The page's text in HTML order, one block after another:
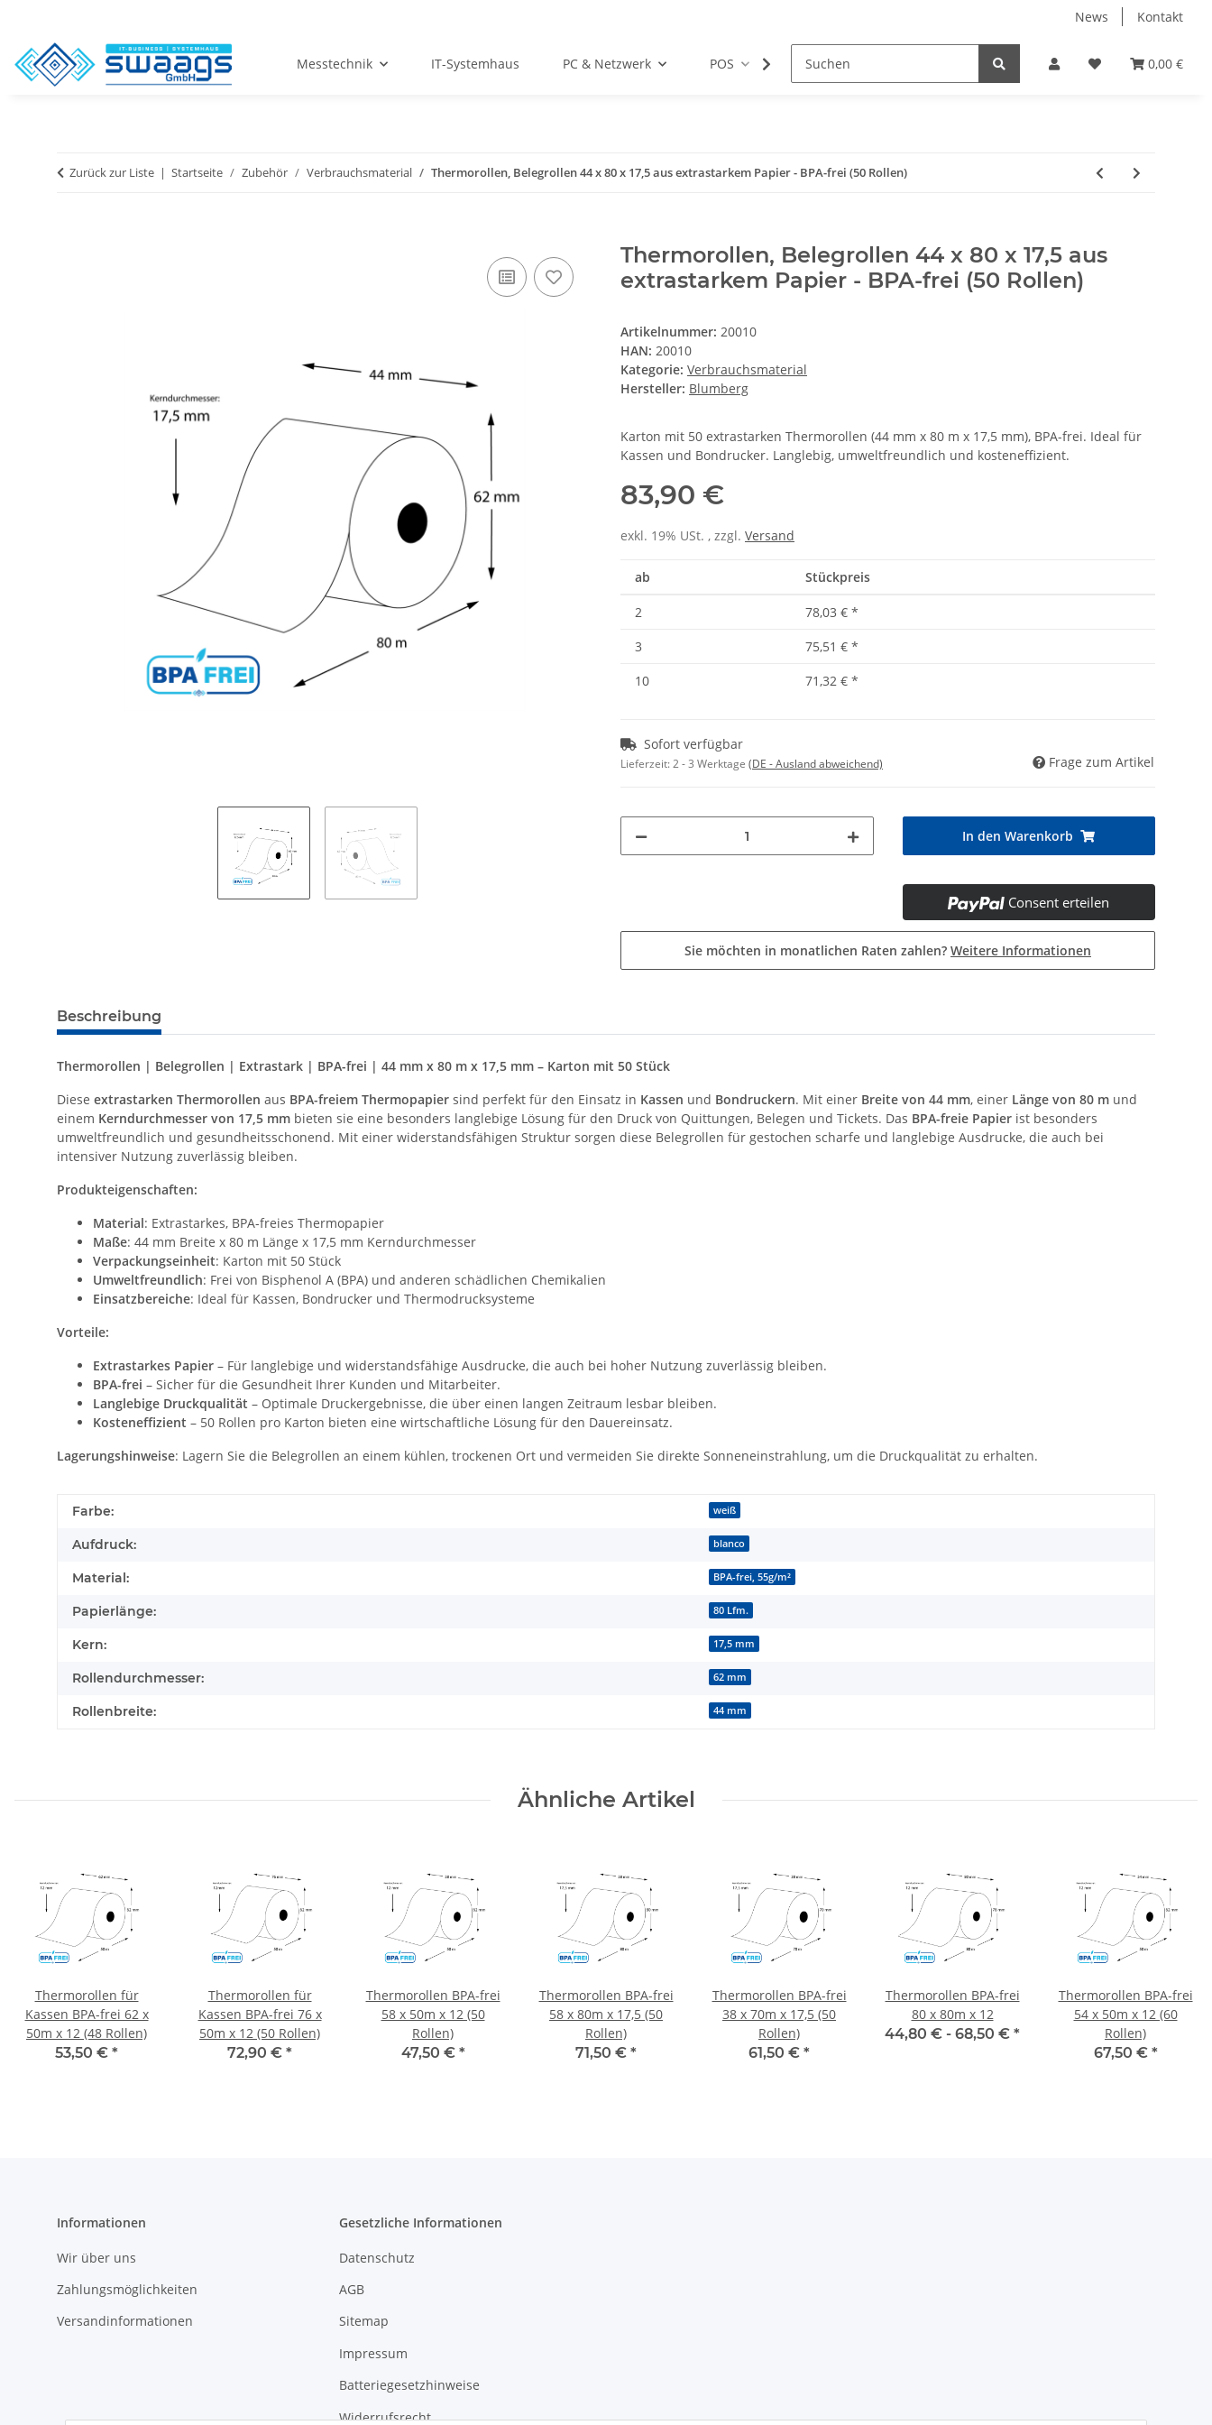
News Kontakt
0,00 €
Messtechnik IT-Systemhaus PC & Netzwerk POS Drucker & Scanner Zubehör Hersteller
Zurück zur Liste Startseite Zubehör Verbrauchsmaterial Thermorollen, Belegrollen 44 x 80 x 17,5 aus extrastarkem Papier - BPA-frei (50 Rollen)
Thermorollen, Belegrollen 44 x 80 x 17,5 aus
extrastarkem Papier - BPA-frei (50 Rollen)
Artikelnummer: 20010
HAN: 20010
Kategorie: Verbrauchsmaterial
Hersteller: Blumberg
Karton mit 50 extrastarken Thermorollen (44 mm x 80 m x 17,5 mm), BPA-frei. Ideal für
Kassen und Bondrucker. Langlebig, umweltfreundlich und kosteneffizient.
83,90 €
exkl. 19% USt. , zzgl. Versand
ab Stückpreis
2 78,03 € *
3
75,51 € *
10
71,32 € *
Sofort verfügbar
Lieferzeit:2 - 3 Werktage (DE - Ausland abweichend) Frage zum Artikel
In den Warenkorb
Consent erteilen
Sie möchten in monatlichen Raten zahlen? Weitere Informationen
Beschreibung
Thermorollen | Belegrollen | Extrastark | BPA-frei | 44 mm x 80 m x 17,5 mm – Karton mit 50 Stück
Diese extrastarken Thermorollen aus BPA-freiem Thermopapier sind perfekt für den Einsatz in Kassen und Bondruckern. Mit einer Breite von 44 mm, einer Länge von 80 m und
einem Kerndurchmesser von 17,5 mm bieten sie eine besonders langlebige Lösung für den Druck von Quittungen, Belegen und Tickets. Das BPA-freie Papier ist besonders
umweltfreundlich und gesundheitsschonend. Mit einer widerstandsfähigen Struktur sorgen diese Belegrollen für gestochen scharfe und langlebige Ausdrucke, die auch bei
intensiver Nutzung zuverlässig bleiben.
Produkteigenschaften:
Material: Extrastarkes, BPA-freies Thermopapier
Maße: 44 mm Breite x 80 m Länge x 17,5 mm Kerndurchmesser
Verpackungseinheit: Karton mit 50 Stück
Umweltfreundlich: Frei von Bisphenol A (BPA) und anderen schädlichen Chemikalien
Einsatzbereiche: Ideal für Kassen, Bondrucker und Thermodrucksysteme
Vorteile:
Extrastarkes Papier – Für langlebige und widerstandsfähige Ausdrucke, die auch bei hoher Nutzung zuverlässig bleiben.
BPA-frei – Sicher für die Gesundheit Ihrer Kunden und Mitarbeiter.
Langlebige Druckqualität – Optimale Druckergebnisse, die über einen langen Zeitraum lesbar bleiben.
Kosteneffizient – 50 Rollen pro Karton bieten eine wirtschaftliche Lösung für den Dauereinsatz.
Lagerungshinweise: Lagern Sie die Belegrollen an einem kühlen, trockenen Ort und vermeiden Sie direkte Sonneneinstrahlung, um die Druckqualität zu erhalten.
Farbe: weiß
Aufdruck: blanco
Material: BPA-frei, 55g/m²
Papierlänge: 80 Lfm.
Kern: 17,5 mm
Rollendurchmesser: 62 mm
Rollenbreite: 44 mm
Ähnliche Artikel
Thermorollen für
Kassen BPA-frei 62 x
50m x 12 (48 Rollen)
53,50 € *
Thermorollen für
Kassen BPA-frei 76 x
50m x 12 (50 Rollen)
72,90 € *
Thermorollen BPA-frei
58 x 50m x 12 (50
Rollen)
47,50 € *
Thermorollen BPA-frei
58 x 80m x 17,5 (50
Rollen)
71,50 € *
Thermorollen BPA-frei
38 x 70m x 17,5 (50
Rollen)
61,50 € *
Thermorollen BPA-frei
80 x 80m x 12
44,80 € - 68,50 € *
Thermorollen BPA-frei
54 x 50m x 12 (60
Rollen)
67,50 € *
Informationen
Wir über uns
Zahlungsmöglichkeiten
Versandinformationen
Gesetzliche Informationen
Datenschutz
AGB
Sitemap
Impressum
Batteriegesetzhinweise
Widerrufsrecht